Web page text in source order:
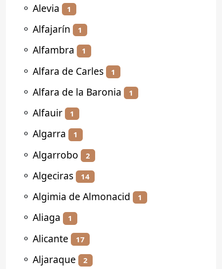
⚬ Alevia 1
⚬ Alfajarín 1
⚬ Alfambra 1
⚬ Alfara de Carles 1
⚬ Alfara de la Baronia 1
⚬ Alfauir 1
⚬ Algarra 1
⚬ Algarrobo 2
⚬ Algeciras 14
⚬ Algimia de Almonacid 1
⚬ Aliaga 1
⚬ Alicante 17
⚬ Aljaraque 2